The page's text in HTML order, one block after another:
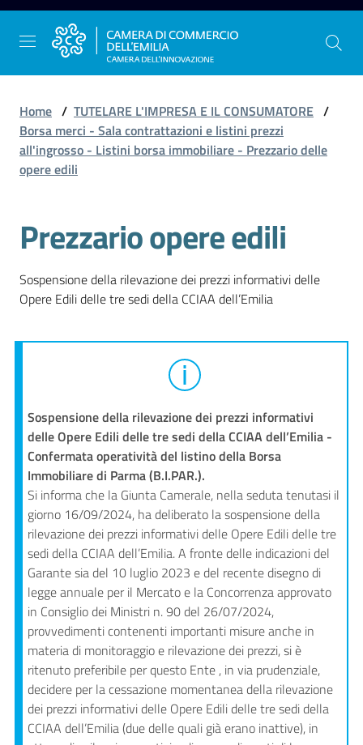
Vai al contenuto
Vai alla navigazione
Vai al footer
La
Camera
l'impresa
territorio
Tutelare
l'Impresa
e
il
Consumatore
L'impresa
in
digitale
Home / TUTELARE L'IMPRESA E IL CONSUMATORE /
Borsa merci - Sala contrattazioni e listini prezzi
all'ingrosso - Listini borsa immobiliare - Prezzario delle
opere edili
Prezzario opere edili
Sospensione della rilevazione dei prezzi informativi delle
Opere Edili delle tre sedi della CCIAA dell’Emilia
Sospensione della rilevazione dei prezzi informativi
delle Opere Edili delle tre sedi della CCIAA dell’Emilia -
Confermata operatività del listino della Borsa
Immobiliare di Parma (B.I.PAR.).
Si informa che la Giunta Camerale, nella seduta tenutasi il
giorno 16/09/2024, ha deliberato la sospensione della
rilevazione dei prezzi informativi delle Opere Edili delle tre
sedi della CCIAA dell’Emilia. A fronte delle indicazioni del
Garante sia del 10 luglio 2023 e del recente disegno di
legge annuale per il Mercato e la Concorrenza approvato
in Consiglio dei Ministri n. 90 del 26/07/2024,
provvedimenti contenenti importanti misure anche in
materia di monitoraggio e rilevazione dei prezzi, si è
ritenuto preferibile per questo Ente , in via prudenziale,
decidere per la cessazione momentanea della rilevazione
dei prezzi informativi delle Opere Edili delle tre sedi della
CCIAA dell’Emilia (due delle quali già erano inattive), in